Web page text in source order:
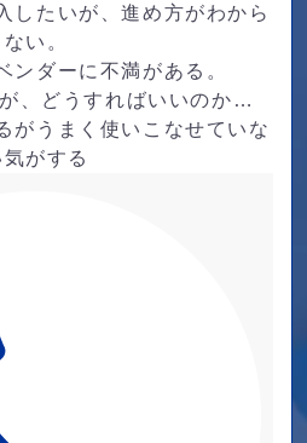
したいが、進め方がわから
ない。
ンダーに不満がある。
、どうすればいいのか…
がうまく使いこなせていな
気がする